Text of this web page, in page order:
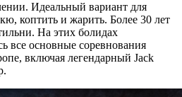
Идеальный вариант для
коптить и жарить. Более 30 лет
На этих болидах
все основные соревнования
включая легендарный Jack